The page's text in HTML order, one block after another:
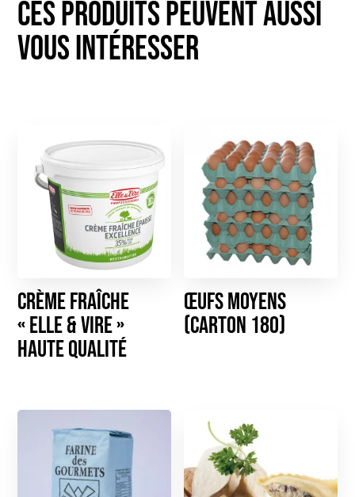
Crème Fraîche
« Elle & Vire »
haute qualité
Œufs moyens
(carton 180)